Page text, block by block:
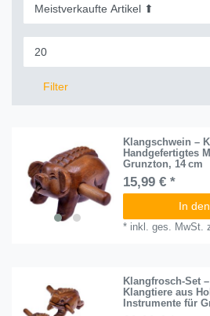
Filter
Klangschwein –
Handgefertigtes
Grunzton, 14 cm
15,99 € *
In
* inkl. ges. MwSt.
Klangfrosch-Set
Klangtiere aus
Instrumente für